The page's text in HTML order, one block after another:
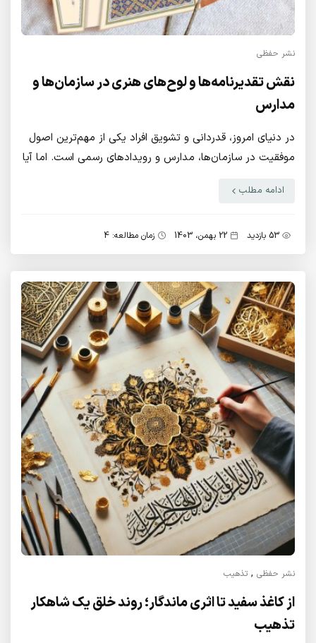
نشر حفظی
نقش تقدیرنامه‌ها و لوح‌های هنری در سازمان‌ها و
مدارس
در دنیای امروز، قدردانی و تشویق افراد یکی از مهم‌ترین اصول
موفقیت در سازمان‌ها، مدارس و رویدادهای رسمی است. اما آیا
هنری می‌تواند تأثیر بیشتری داشته باشد؟
ادامه مطلب
53 بازدید 22 بهمن، 1403 زمان مطالعه: 4
نشر حفظی , تذهیب
از کاغذ سفید تا اثری ماندگار؛ روند خلق یک شاهکار
تذهیب